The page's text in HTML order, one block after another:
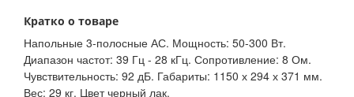
Кратко о товаре
Напольные 3-полосные АС. Мощность: 50-300 Вт.
Диапазон частот: 39 Гц - 28 кГц. Сопротивление: 8 Ом.
Чувствительность: 92 дБ. Габариты: 1150 х 294 х 371 мм.
Вес: 29 кг. Цвет черный лак.